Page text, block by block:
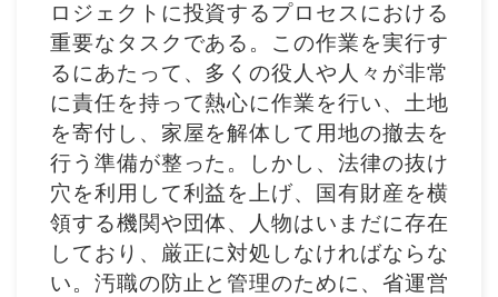
ロジェクトに投資するプロセスにおける
重要なタスクである。この作業を実行す
るにあたって、多くの役人や人々が非常
に責任を持って熱心に作業を行い、土地
を寄付し、家屋を解体して用地の撤去を
行う準備が整った。しかし、法律の抜け
穴を利用して利益を上げ、国有財産を横
領する機関や団体、人物はいまだに存在
しており、厳正に対処しなければならな
い。汚職の防止と管理のために、省運営